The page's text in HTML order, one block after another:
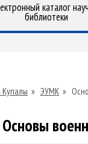
каталог
библиотеки
Купалы » ЭУМК »
Основы